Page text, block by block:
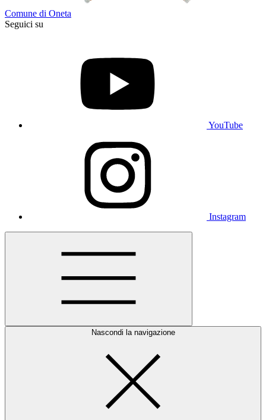
Comune di Oneta
Seguici su
YouTube
Instagram
Nascondi la navigazione